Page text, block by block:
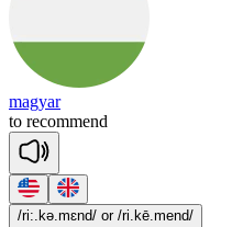
magyar
to recommend
/ri:.kə.mɛnd/ or /ri.kē.mend/